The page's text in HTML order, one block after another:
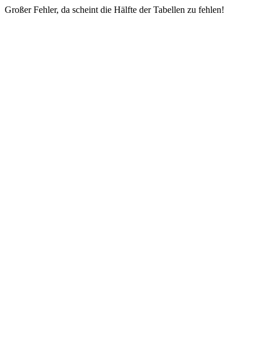
Großer Fehler, da scheint die Hälfte der Tabellen zu fehlen!